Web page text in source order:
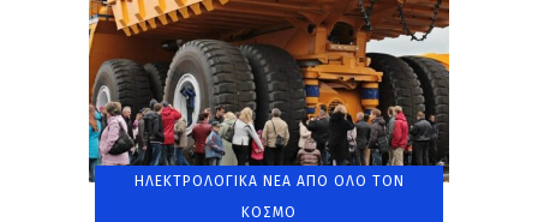
ΗΛΕΚΤΡΟΛΟΓΙΚΆ ΝΈΑ ΑΠΌ ΌΛΟ ΤΟΝ
ΚΌΣΜΟ